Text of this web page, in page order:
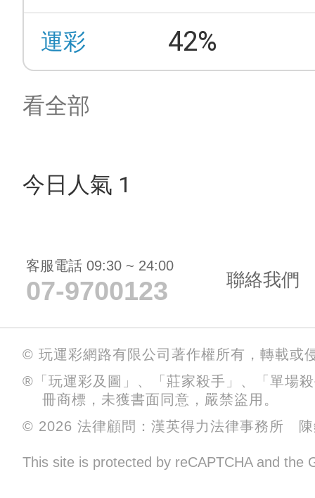
運彩 42%
看全部
今日人氣 1
客服電話 09:30 ~ 24:00
07-9700123 聯絡我們
© 玩運彩網路有限公司著作權所有，轉載或
®「玩運彩及圖」、「莊家殺手」、「單場
冊商標，未獲書面同意，嚴禁盜用。
© 2026 法律顧問：漢英得力法律事務所 陳
This site is protected by reCAPTCHA and the